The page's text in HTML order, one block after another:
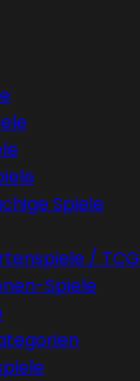
Spiele
/ TCG
Spiele